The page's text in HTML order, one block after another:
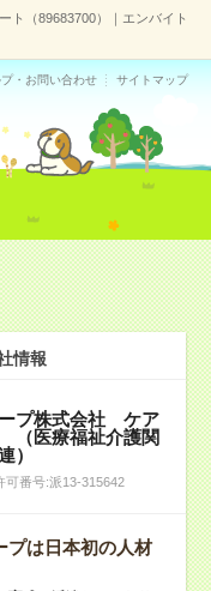
ト（89683700）｜エンバイト
・お問い合わせ サイトマップ
情報
プ株式会社 ケア
（医療福祉介護関
）
可番号:派13-315642
プは日本初の人材